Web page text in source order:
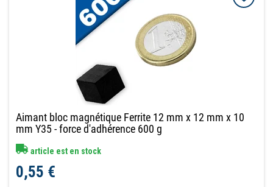
Aimant bloc magnétique Ferrite 12 mm x 12 mm x 10
mm Y35 - force d'adhérence 600 g
article est en stock
0,55 €